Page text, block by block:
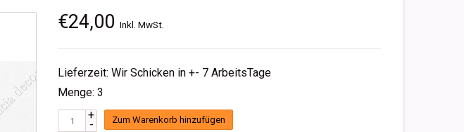
€24,00Inkl. MwSt.
Lieferzeit: Wir Schicken in +- 7 ArbeitsTage
Menge: 3
+
- Zum Warenkorb hinzufügen